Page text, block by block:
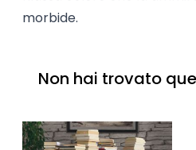
morbide.
Non hai trovato